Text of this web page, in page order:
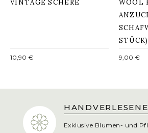
VINTAGE SCHERE
Normaler
10,90 €
WOOL
STÜCK)
9,00 €
Exklusive Blumen- und